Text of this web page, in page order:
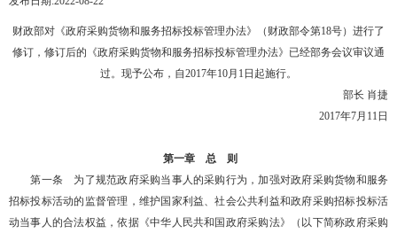
财政部对《政府采购货物和服务招标投标管理办法》（财政部令第18号）进行了
修订，修订后的《政府采购货物和服务招标投标管理办法》已经部务会议审议通
过。现予公布，自2017年10月1日起施行。
部长 肖捷
2017年7月11日
第一章 总 则
第一条 为了规范政府采购当事人的采购行为，加强对政府采购货物和服务
招标投标活动的监督管理，维护国家利益、社会公共利益和政府采购招标投标活
动当事人的合法权益，依据《中华人民共和国政府采购法》（以下简称政府采购